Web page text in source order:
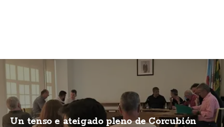
Un tenso e ateigado pleno de Corcubión